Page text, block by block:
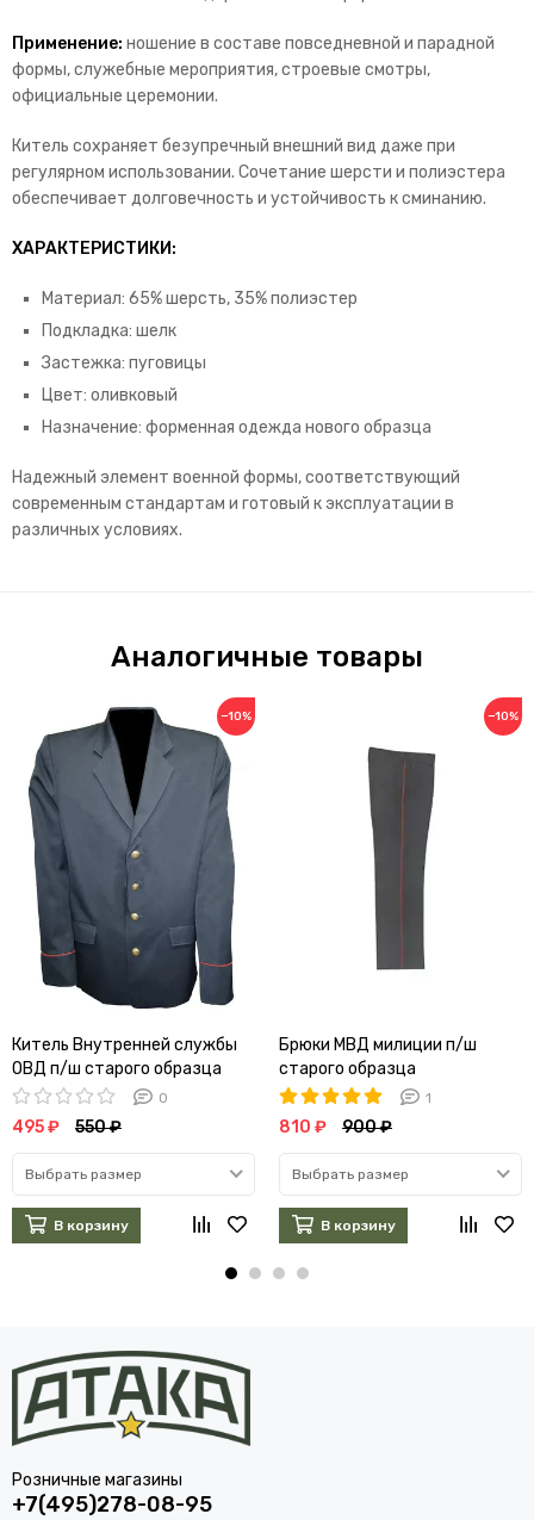
Применение: ношение в составе повседневной и парадной
формы, служебные мероприятия, строевые смотры,
официальные церемонии.
Китель сохраняет безупречный внешний вид даже при
регулярном использовании. Сочетание шерсти и полиэстера
обеспечивает долговечность и устойчивость к сминанию.
ХАРАКТЕРИСТИКИ:
Материал: 65% шерсть, 35% полиэстер
Подкладка: шелк
Застежка: пуговицы
Цвет: оливковый
Назначение: форменная одежда нового образца
Надежный элемент военной формы, соответствующий
современным стандартам и готовый к эксплуатации в
различных условиях.
Аналогичные товары
−10%
Китель Внутренней службы
ОВД п/ш старого образца
0
495 ₽ 550 ₽
Выбрать размер
В корзину
−10%
Брюки МВД милиции п/ш
старого образца
1
810 ₽ 900 ₽
Выбрать размер
В корзину
Розничные магазины
+7(495)278-08-95